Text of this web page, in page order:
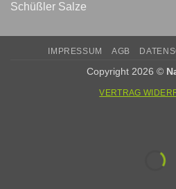
Schüßler Salze
IMPRESSUM AGB
Copyright 2026 ©
VERTRAG